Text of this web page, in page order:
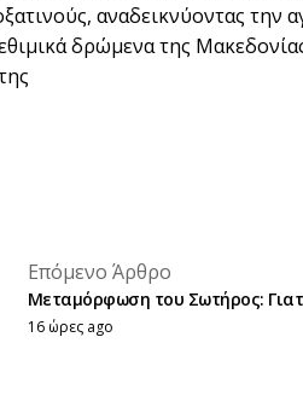
αναδεικνύοντας την
δρώμενα της
placeholder text
Επόμενο Άρθρο
Μεταμόρφωση του Σωτήρος:
16 ώρες ago